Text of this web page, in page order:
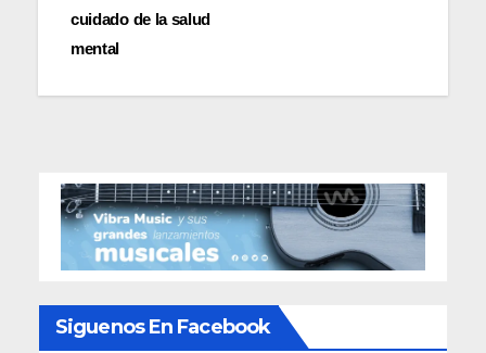
cuidado de la salud
mental
Siguenos En Facebook